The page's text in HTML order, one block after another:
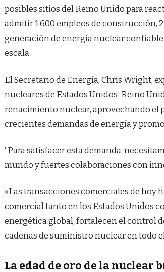
posibles sitios del Reino Unido para
admitir 1.600 empleos de construcción,
generación de energía nuclear
escala.
El Secretario de Energía, Chris Wright,
nucleares de Estados Unidos-Reino
renacimiento nuclear, aprovechando el
crecientes demandas de energía y
“Para satisfacer esta demanda,
mundo y fuertes colaboraciones con
«Las transacciones comerciales de hoy
comercial tanto en los Estados Unidos
energética global, fortalecen el control
cadenas de suministro nuclear en todo
La edad de oro de la nuclear